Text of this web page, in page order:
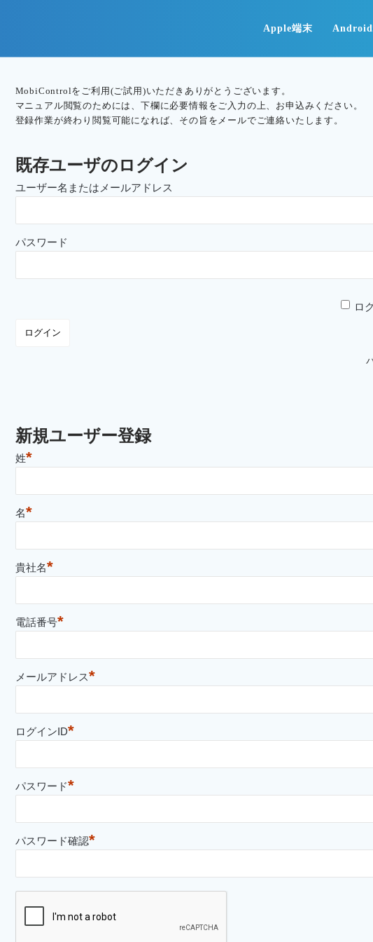
Apple端末
MobiControlをご利用(ご試用)いただきありがとうございます。
マニュアル閲覧のためには、下欄に必要情報をご入力の上、お申込みください。
登録作業が終わり閲覧可能になれば、その旨をメールでご連絡いたします。
既存ユーザのログイン
ユーザー名またはメールアドレス
パスワード
ロ
新規ユーザー登録
姓*
名*
貴社名*
電話番号*
メールアドレス*
ログインID*
パスワード*
パスワード確認*